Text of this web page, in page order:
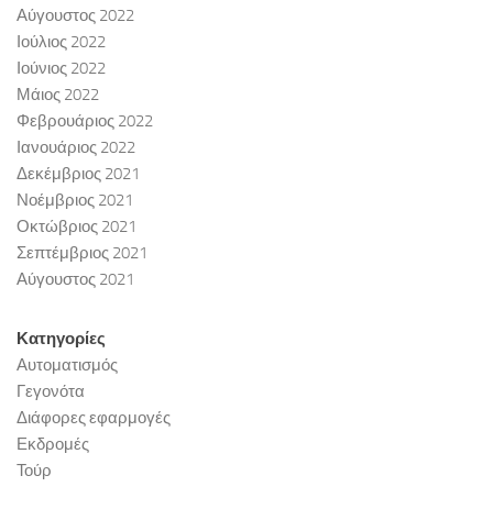
Αύγουστος 2022
Ιούλιος 2022
Ιούνιος 2022
Μάιος 2022
Φεβρουάριος 2022
Ιανουάριος 2022
Δεκέμβριος 2021
Νοέμβριος 2021
Οκτώβριος 2021
Σεπτέμβριος 2021
Αύγουστος 2021
Κατηγορίες
Αυτοματισμός
Γεγονότα
Διάφορες εφαρμογές
Εκδρομές
Τούρ